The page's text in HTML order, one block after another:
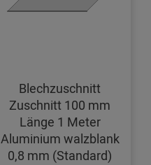
Blechzuschnitt
Zuschnitt 100 mm
Länge 1 Meter
Aluminium walzblank
0,8 mm (Standard)